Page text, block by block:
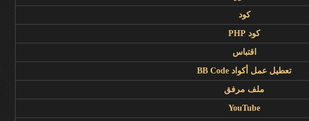
كود
كود PHP
اقتباس
تعطيل عمل أكواد BB Code
ملف مرفق
YouTube